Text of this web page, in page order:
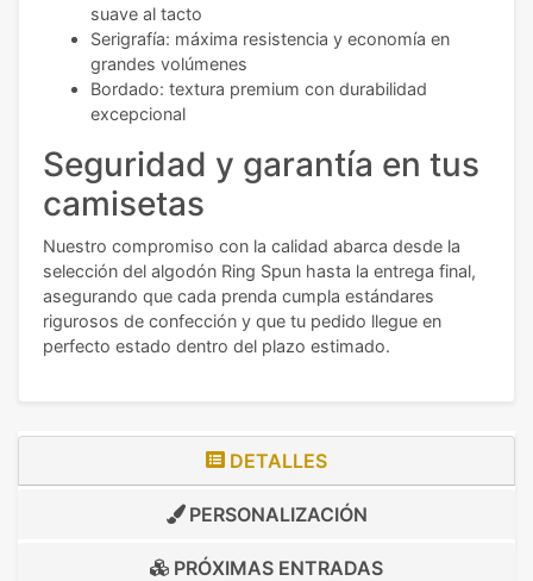
suave al tacto
Serigrafía: máxima resistencia y economía en
grandes volúmenes
Bordado: textura premium con durabilidad
excepcional
Seguridad y garantía en tus
camisetas
Nuestro compromiso con la calidad abarca desde la
selección del algodón Ring Spun hasta la entrega final,
asegurando que cada prenda cumpla estándares
rigurosos de confección y que tu pedido llegue en
perfecto estado dentro del plazo estimado.
DETALLES
PERSONALIZACIÓN
PRÓXIMAS ENTRADAS